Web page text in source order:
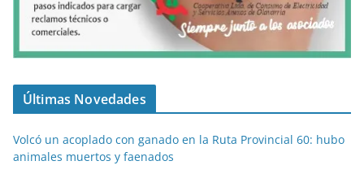
Últimas Novedades
Volcó un acoplado con ganado en la Ruta Provincial 60: hubo
animales muertos y faenados